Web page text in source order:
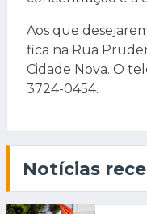
Aos que
fica na Rua
Cidade Nova. O
3724-0454.
Notícias